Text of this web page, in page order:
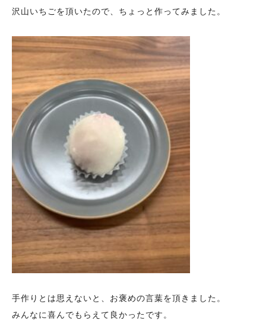
沢山いちごを頂いたので、ちょっと作ってみました。
手作りとは思えないと、お褒めの言葉を頂きました。
みんなに喜んでもらえて良かったです。